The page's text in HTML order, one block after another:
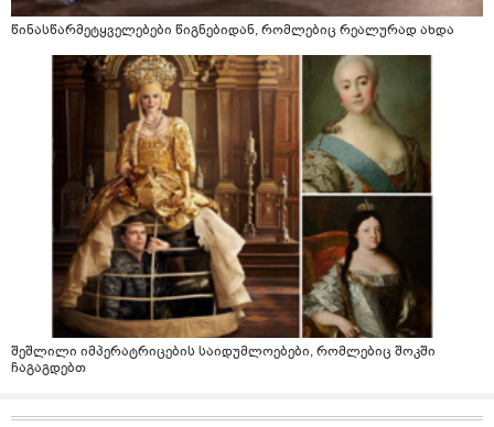
წინასწარმეტყველებები წიგნებიდან, რომლებიც რეალურად ახდა
შეშლილი იმპერატრიცების საიდუმლოებები, რომლებიც შოკში
ჩაგაგდებთ